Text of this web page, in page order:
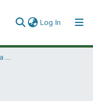
Log In (current)
1. Investigación Financiada con Recursos Públicos